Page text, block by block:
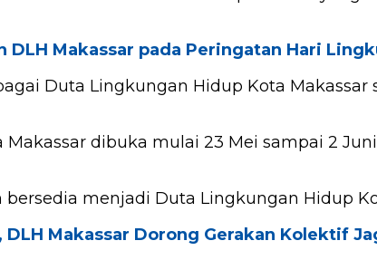
DLH Makassar pada Peringatan Hari
Duta Lingkungan Hidup Kota
dibuka mulai 23 Mei sampai 2
menjadi Duta Lingkungan Hidup
Makassar Dorong Gerakan Kolektif